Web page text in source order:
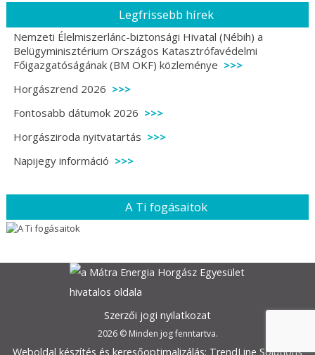
Legfrissebb hírek
Nemzeti Élelmiszerlánc-biztonsági Hivatal (Nébih) a
Belügyminisztérium Országos Katasztrófavédelmi
Főigazgatóságának (BM OKF) közleménye
Horgászrend 2026
Fontosabb dátumok 2026
Horgásziroda nyitvatartás
Napijegy információ
A Ti fogásaitok
Szerzői jogi nyilatkozat
2026 © Minden jog fenntartva.
Weboldal készítés és keresőoptimalizálás: TrendLine Solutions